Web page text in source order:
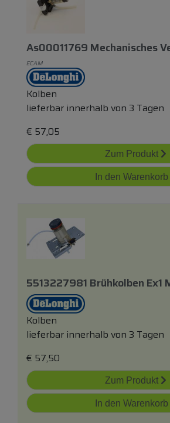
As00011769 Mechanisches
ECAM
Kolben
lieferbar innerhalb von 3 Tagen
€ 57,05
Zum Produkt
In den Warenkorb
5513227981 Brühkolben Ex1
Kolben
lieferbar innerhalb von 3 Tagen
€ 57,50
Zum Produkt
In den Warenkorb